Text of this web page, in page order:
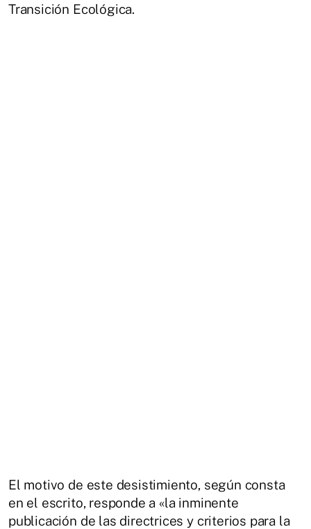
Transición Ecológica.
El motivo de este desistimiento, según consta
en el escrito, responde a «la inminente
publicación de las directrices y criterios para la